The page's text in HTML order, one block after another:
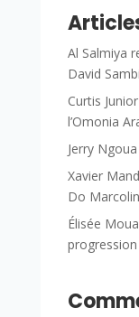
Al Salmiya
David
Curtis
l’Omonia
Jerry
Xavier
Do
Élisée